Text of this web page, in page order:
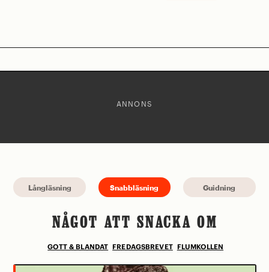
ANNONS
Långläsning Snabbläsning Guidning
NÅGOT ATT SNACKA OM
GOTT & BLANDAT FREDAGSBREVET FLUMKOLLEN